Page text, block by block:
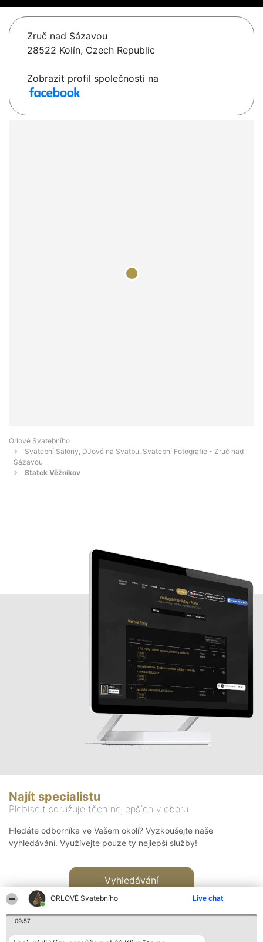
ORLOVÉ Svatebního Live chat
09:57
Zruč nad Sázavou
28522 Kolín, Czech Republic
Zobrazit profil společnosti na
Orlové Svatebního
Svatební Salóny, DJové na Svatbu, Svatební Fotografie - Zruč nad
Sázavou
Statek Věžníkov
Najít specialistu
Plebiscit sdružuje těch nejlepších v oboru
Hledáte odborníka ve Vašem okolí? Vyzkoušejte naše
vyhledávání. Využívejte pouze ty nejlepší služby!
Vyhledávání